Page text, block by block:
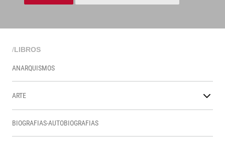
/LIBROS
ANARQUISMOS
ARTE
BIOGRAFIAS-AUTOBIOGRAFIAS